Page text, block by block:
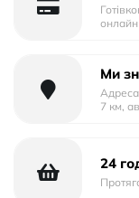
онлайн
Ми
7 км,
24